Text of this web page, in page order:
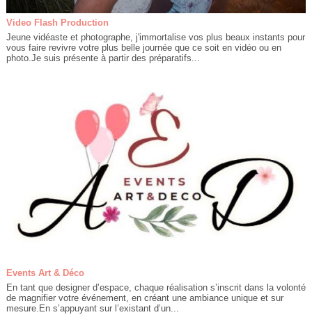
Video Flash Production
Jeune vidéaste et photographe, j'immortalise vos plus beaux instants pour
vous faire revivre votre plus belle journée que ce soit en vidéo ou en
photo.Je suis présente à partir des préparatifs...
Events Art & Déco
En tant que designer d’espace, chaque réalisation s’inscrit dans la volonté
de magnifier votre événement, en créant une ambiance unique et sur
mesure.En s’appuyant sur l’existant d’un...